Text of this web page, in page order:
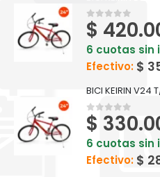
0out of 5
$
6 cuotas sin
Efectivo: $
BICI KEIRIN V24
0out of 5
$
6 cuotas sin
Efectivo: $